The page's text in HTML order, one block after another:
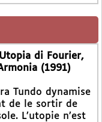
di Fourier,
(1991)
Tundo dynamise
de le sortir de
L’utopie n’est